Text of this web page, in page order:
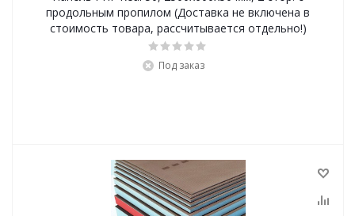
продольным пропилом (Доставка не включена в
стоимость товара, рассчитывается отдельно!)
Под заказ